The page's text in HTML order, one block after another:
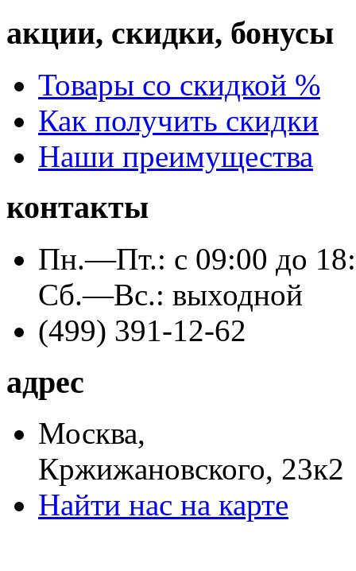
акции, скидки, бонусы
Товары со скидкой %
Как получить скидки
Наши преимущества
контакты
Пн.—Пт.: с 09:00 до
Сб.—Вс.: выходной
(499) 391-12-62
адрес
Москва,
Кржижановского, 23к2
Найти нас на карте